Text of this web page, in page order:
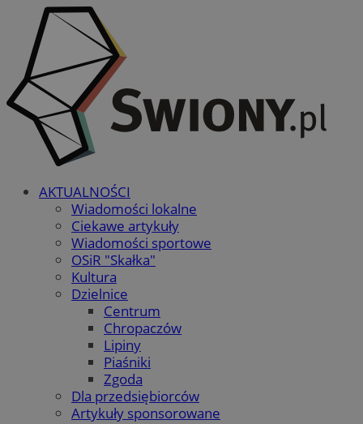
AKTUALNOŚCI
Wiadomości lokalne
Ciekawe artykuły
Wiadomości sportowe
OSiR "Skałka"
Kultura
Dzielnice
Centrum
Chropaczów
Lipiny
Piaśniki
Zgoda
Dla przedsiębiorców
Artykuły sponsorowane